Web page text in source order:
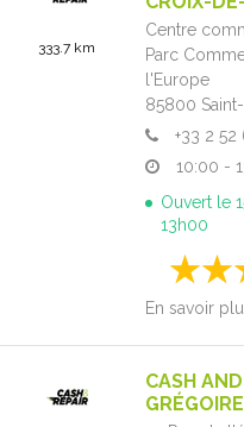
333.7 km
Centre
Parc
l'Europe
85800
+33 2 52
10:00 -
Ouvert le
13h00
En savoir
CASH